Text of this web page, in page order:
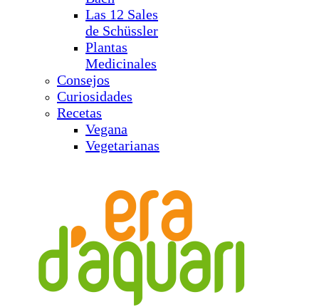
Las 12 Sales
de Schüssler
Plantas
Medicinales
Consejos
Curiosidades
Recetas
Vegana
Vegetarianas